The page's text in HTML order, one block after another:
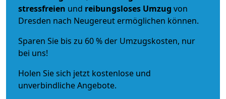
stressfreien und reibungsloses Umzug von
Dresden nach Neugereut ermöglichen können.
Sparen Sie bis zu 60 % der Umzugskosten, nur
bei uns!
Holen Sie sich jetzt kostenlose und
unverbindliche Angebote.